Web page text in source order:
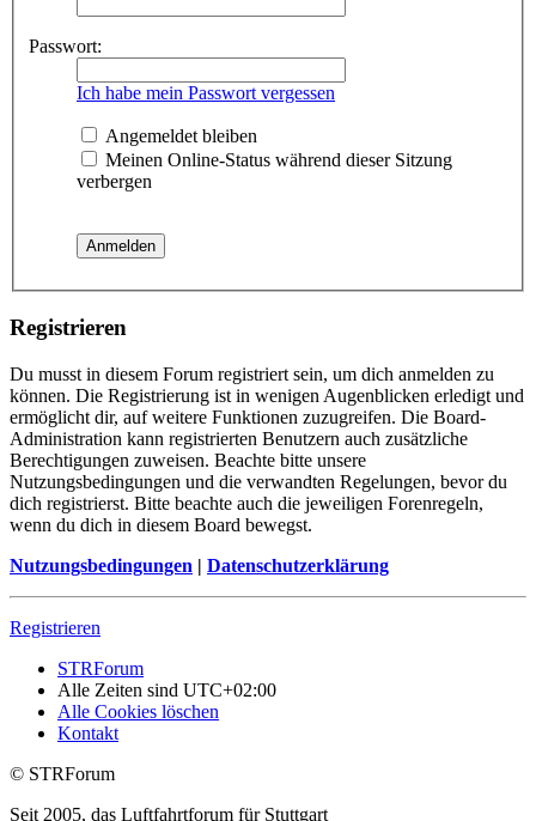
Passwort:
Ich habe mein Passwort vergessen
Angemeldet bleiben
Meinen Online-Status während dieser Sitzung
verbergen
Registrieren
Du musst in diesem Forum registriert sein, um dich anmelden zu
können. Die Registrierung ist in wenigen Augenblicken erledigt und
ermöglicht dir, auf weitere Funktionen zuzugreifen. Die Board-
Administration kann registrierten Benutzern auch zusätzliche
Berechtigungen zuweisen. Beachte bitte unsere
Nutzungsbedingungen und die verwandten Regelungen, bevor du
dich registrierst. Bitte beachte auch die jeweiligen Forenregeln,
wenn du dich in diesem Board bewegst.
Nutzungsbedingungen | Datenschutzerklärung
Registrieren
STRForum
Alle Zeiten sind UTC+02:00
Alle Cookies löschen
Kontakt
© STRForum
Seit 2005, das Luftfahrtforum für Stuttgart